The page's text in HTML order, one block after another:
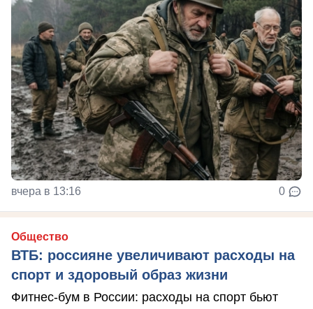
вчера в 13:16 0
Общество
ВТБ: россияне увеличивают расходы на
спорт и здоровый образ жизни
Фитнес-бум в России: расходы на спорт бьют